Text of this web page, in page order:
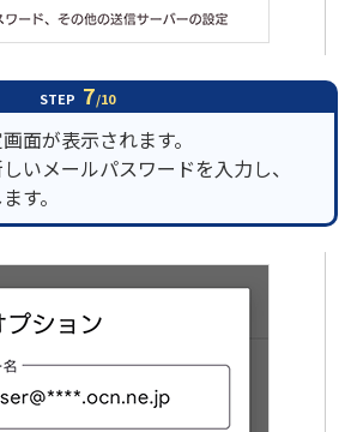
STEP 7/10
面が表示されます。
いメールパスワードを入力し、
す。